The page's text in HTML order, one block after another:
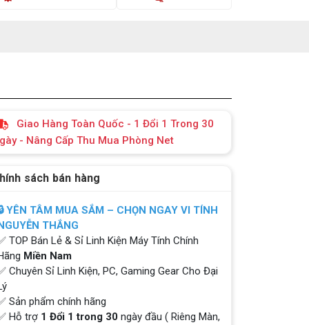
Giao Hàng Toàn Quốc - 1 Đổi 1 Trong 30
- Nâng Cấp Thu Mua Phòng Net
sách bán hàng
YÊN TÂM MUA SẮM – CHỌN NGAY VI TÍNH
THẮNG
TOP Bán Lẻ & Sỉ Linh Kiện Máy Tính Chính
Miền Nam
Chuyên Sỉ Linh Kiện, PC, Gaming Gear Cho Đại
Sản phẩm chính hãng
Hỗ trợ 1 Đổi 1 trong 30 ngày đầu ( Riêng Màn,